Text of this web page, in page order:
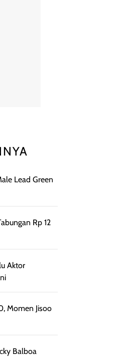
Lead Green
Rp 12
Aktor
Momen Jisoo
Balboa